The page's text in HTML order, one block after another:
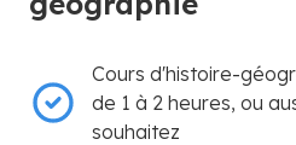
Cours d'histoire-
de 1 à 2 heures, ou
souhaitez